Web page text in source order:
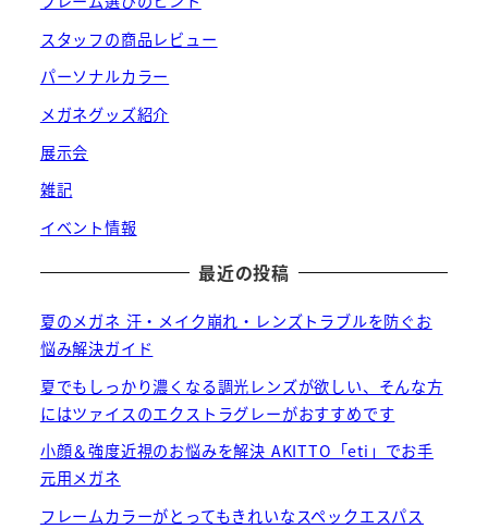
スタッフの商品レビュー
パーソナルカラー
メガネグッズ紹介
展示会
雑記
イベント情報
最近の投稿
夏のメガネ 汗・メイク崩れ・レンズトラブルを防ぐお
悩み解決ガイド
夏でもしっかり濃くなる調光レンズが欲しい、そんな方
にはツァイスのエクストラグレーがおすすめです
小顔＆強度近視のお悩みを解決 AKITTO「eti」でお手
元用メガネ
フレームカラーがとってもきれいなスペックエスパス